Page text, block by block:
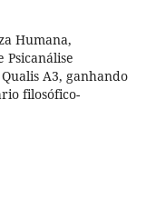
Humana,
A3, ganhando
filosófico-